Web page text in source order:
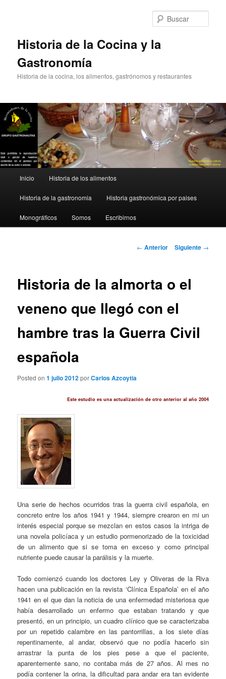
Historia de la Cocina y la
Gastronomía
Historia de la cocina, los alimentos, gastrónomos y restaurantes
principal
Inicio Historia de los alimentos
Historia de la gastronomia Historia gastronómica por paises
Monográficos Somos Escribirnos
Navegación
← Anterior Siguiente →
Historia de la almorta o el
veneno que llegó con el
hambre tras la Guerra Civil
española
Posted on1 julio 2012porCarlos Azcoytia
Este estudio es una actualización de otro anterior al año 2004
Una serie de hechos ocurridos tras la guerra civil española, en
concreto entre los años 1941 y 1944, siempre crearon en mi un
interés especial porque se mezclan en estos casos la intriga de
una novela policíaca y un estudio pormenorizado de la toxicidad
de un alimento que si se toma en exceso y como principal
nutriente puede causar la parálisis y la muerte.
Todo comienzó cuando los doctores Ley y Oliveras de la Riva
hacen una publicación en la revista ‘Clínica Española’ en el año
1941 en el que dan la noticia de una enfermedad misteriosa que
había desarrollado un enfermo que estaban tratando y que
presentó, en un principio, un cuadro clínico que se caracterizaba
por un repetido calambre en las pantorrillas, a los siete días
repentinamente, al andar, observó que no podía hacerlo sin
arrastrar la punta de los pies pese a que el paciente,
aparentemente sano, no contaba más de 27 años. Al mes no
podía contener la orina, la dificultad para andar era tan evidente